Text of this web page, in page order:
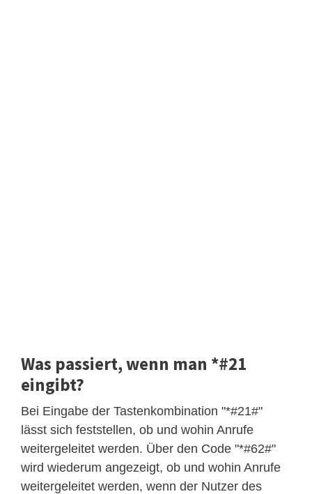
Was passiert, wenn man *#21
eingibt?
Bei Eingabe der Tastenkombination "*#21#"
lässt sich feststellen, ob und wohin Anrufe
weitergeleitet werden. Über den Code "*#62#"
wird wiederum angezeigt, ob und wohin Anrufe
weitergeleitet werden, wenn der Nutzer des